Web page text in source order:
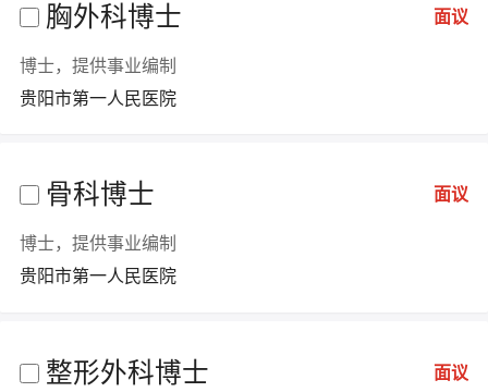
胸外科博士 面议
博士，提供事业编制
贵阳市第一人民医院
骨科博士 面议
博士，提供事业编制
贵阳市第一人民医院
整形外科博士 面议